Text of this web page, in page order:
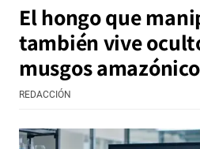
El hongo que
también vive
musgos
REDACCIÓN